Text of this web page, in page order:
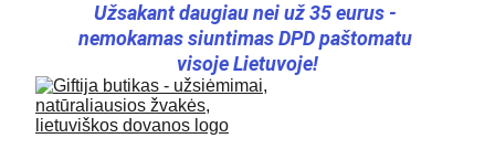
Užsakant daugiau nei už 35 eurus -
nemokamas siuntimas DPD paštomatu
visoje Lietuvoje!